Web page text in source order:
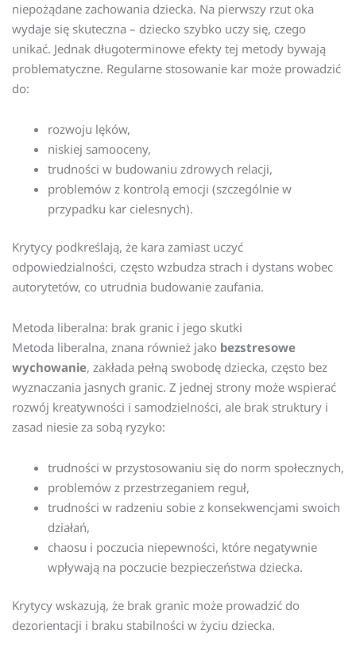
niepożądane zachowania dziecka. Na pierwszy rzut oka
wydaje się skuteczna – dziecko szybko uczy się, czego
unikać. Jednak długoterminowe efekty tej metody bywają
problematyczne. Regularne stosowanie kar może prowadzić
do:
rozwoju lęków,
niskiej samooceny,
trudności w budowaniu zdrowych relacji,
problemów z kontrolą emocji (szczególnie w
przypadku kar cielesnych).
Krytycy podkreślają, że kara zamiast uczyć
odpowiedzialności, często wzbudza strach i dystans wobec
autorytetów, co utrudnia budowanie zaufania.
Metoda liberalna: brak granic i jego skutki
Metoda liberalna, znana również jako bezstresowe
wychowanie, zakłada pełną swobodę dziecka, często bez
wyznaczania jasnych granic. Z jednej strony może wspierać
rozwój kreatywności i samodzielności, ale brak struktury i
zasad niesie za sobą ryzyko:
trudności w przystosowaniu się do norm społecznych,
problemów z przestrzeganiem reguł,
trudności w radzeniu sobie z konsekwencjami swoich
działań,
chaosu i poczucia niepewności, które negatywnie
wpływają na poczucie bezpieczeństwa dziecka.
Krytycy wskazują, że brak granic może prowadzić do
dezorientacji i braku stabilności w życiu dziecka.